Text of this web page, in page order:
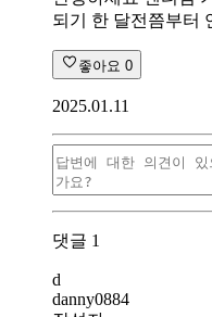
되기 한 달전쯤부터
좋아요 0
2025.01.11
댓글 1
d
danny0884